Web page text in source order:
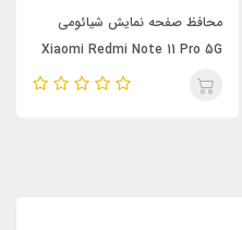
محافظ صفحه نمایش شیائومی
Xiaomi Redmi Note 11 Pro 5G